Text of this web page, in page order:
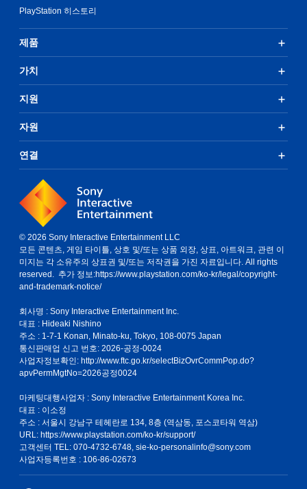
PlayStation 히스토리
제품
가치
지원
자원
연결
© 2026 Sony Interactive Entertainment LLC
모든 콘텐츠, 게임 타이틀, 상호 및/또는 상품 외장, 상표, 아트워크, 관련 이
미지는 각 소유주의 상표권 및/또는 저작권을 가진 자료입니다. All rights
reserved. 추가 정보:https://www.playstation.com/ko-kr/legal/copyright-
and-trademark-notice/
회사명 : Sony Interactive Entertainment Inc.
대표 : Hideaki Nishino
주소 : 1-7-1 Konan, Minato-ku, Tokyo, 108-0075 Japan
통신판매업 신고 번호: 2026-공정-0024
사업자정보확인: http://www.ftc.go.kr/selectBizOvrCommPop.do?
apvPermMgtNo=2026공정0024
마케팅대행사업자 : Sony Interactive Entertainment Korea Inc.
대표 : 이소정
주소 : 서울시 강남구 테헤란로 134, 8층 (역삼동, 포스코타워 역삼)
URL: https://www.playstation.com/ko-kr/support/
고객센터 TEL: 070-4732-6748, sie-ko-personalinfo@sony.com
사업자등록번호 : 106-86-02673